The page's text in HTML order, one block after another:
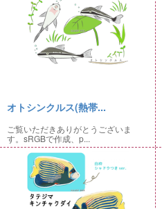
オトシンクルス(熱帯...
ご覧いただきありがとうございま
す。sRGBで作成、p...